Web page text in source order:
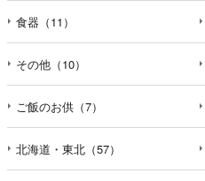
食器（11）
その他（10）
ご飯のお供（7）
北海道・東北（57）